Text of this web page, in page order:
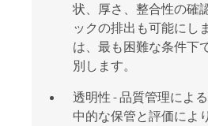
状、厚さ、整合性の確
ックの排出も可能にし
は、最も困難な条件下
別します。
透明性 - 品質管理によ
中的な保管と評価によ